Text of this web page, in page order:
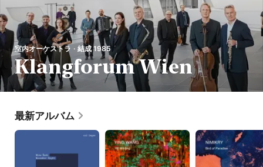
室内オーケストラ · 結成 1985
Klangforum Wien
最新アルバム